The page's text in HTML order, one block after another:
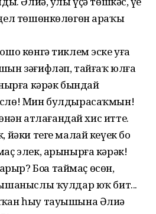
төшөнкөлөгөн араҡы
көнгә тиклем эске уға
зәғифләп, тайғаҡ юлға
кәрәк бындай
Мин булдырасаҡмын!
атлағандай хис итте.
теге малай кеүек боҙ
элек, арынырға кәрәк!
Боҙҙа таймаҫ өсөн,
ҡулдар юҡ бит...
һыу тауышына Әлиә